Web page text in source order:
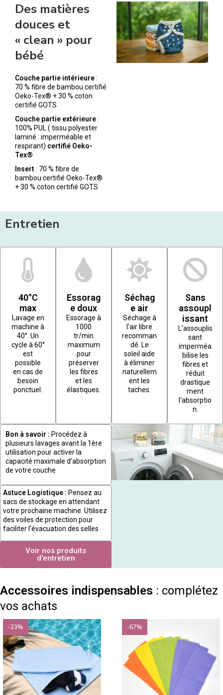
Des matières
douces et
« clean » pour
bébé
Couche partie intérieure:
70 % fibre de bambou certifié
Oeko-Tex® + 30 % coton
certifié GOTS
Couche partie extérieure:
100% PUL ( tissu polyester
laminé : imperméable et
respirant) certifié Oeko-
Tex®
Insert: 70 % fibre de
bambou certifié Oeko-Tex®
+ 30 % coton certifié GOTS
Entretien
40°C
max
Lavage en
machine à
40°. Un
cycle à 60°
est
possible
en cas de
besoin
ponctuel.
Essorag
e doux
Essorage à
1000
tr/min
maximum
pour
préserver
les fibres
et les
élastiques.
Séchag
e air
Séchage à
l’air libre
recomman
dé. Le
soleil aide
à éliminer
naturellem
ent les
taches.
Sans
assoupl
issant
L’assouplis
sant
imperméa
bilise les
fibres et
réduit
drastique
ment
l’absorptio
n.
Bon à savoir : Procédez à
plusieurs lavages avant la 1ère
utilisation pour activer la
capacité maximale d’absorption
de votre couche
Astuce Logistique : Pensez au
sacs de stockage en attendant
votre prochaine machine. Utilisez
des voiles de protection pour
faciliter l’évacuation des selles
Voir nos produits
d'entretien
Accessoires indispensables : complétez
vos achats
-23% -67%